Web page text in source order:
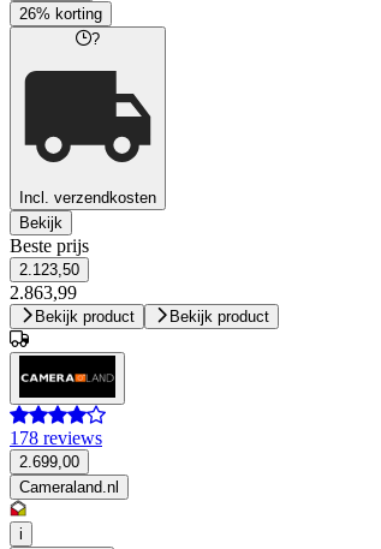
26% korting
?
Incl. verzendkosten
Bekijk
Beste prijs
2.123,50
2.863,99
Bekijk product Bekijk product
178 reviews
2.699,00
Cameraland.nl
i